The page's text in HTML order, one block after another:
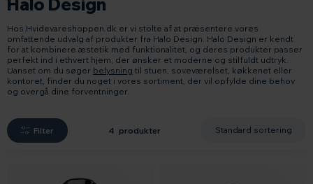
Halo Design
Hos Hvidevareshoppen.dk er vi stolte af at præsentere vores
omfattende udvalg af produkter fra Halo Design. Halo Design er kendt
for at kombinere æstetik med funktionalitet, og deres produkter passer
perfekt ind i ethvert hjem, der ønsker et moderne og stilfuldt udtryk.
Uanset om du søger belysning til stuen, soveværelset, køkkenet eller
kontoret, finder du noget i vores sortiment, der vil opfylde dine behov
og overgå dine forventninger.
Filter 4 produkter